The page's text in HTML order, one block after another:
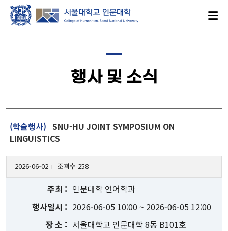
행사 및 소식
(학술행사) SNU-HU JOINT SYMPOSIUM ON
LINGUISTICS
2026-06-02 l 조회수 258
인문대학 언어학과
2026-06-05 10:00 ~ 2026-06-05 12:00
서울대학교 인문대학 8동 B101호
로그인 ENGLISH
대학소개
인문학이란?
인문대학 발자취